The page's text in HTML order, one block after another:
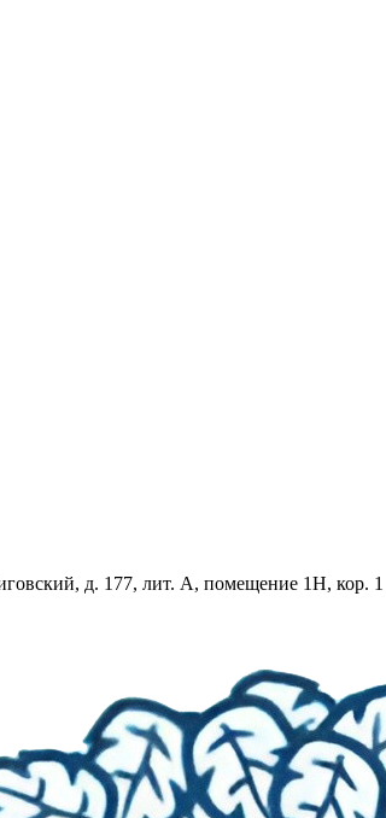
д. 177, лит. А, помещение 1Н, кор. 1